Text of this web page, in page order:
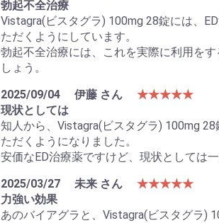
お買い物を続ける カー
勃起不全治療
Vistagra(ビスタグラ) 100mg 28錠には、
ただくようにしています。
勃起不全治療には、これを実際に利用を
しょう。
2025/09/04
伊藤 さん
★★★★★
現状としては
知人から、Vistagra(ビスタグラ) 100mg
ただくようになりました。
安価なED治療薬ですけど、現状としては
2025/03/27
未来 さん
★★★★★
力強い効果
あのバイアグラと、Vistagra(ビスタグラ)